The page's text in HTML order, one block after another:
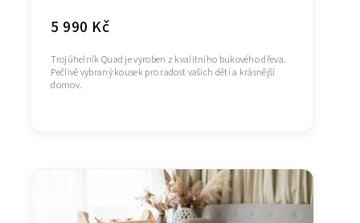
5 990 Kč
Trojúhelník Quad je vyroben z kvalitního bukového dřeva.
Pečlivě vybraný kousek pro radost vašich dětí a krásnější
domov.